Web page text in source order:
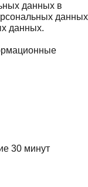
данных в
данных
данных.
30 минут